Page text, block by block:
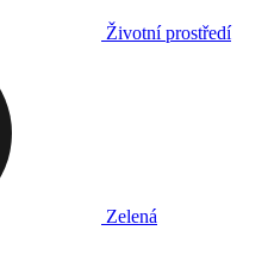
Životní prostředí
Zelená